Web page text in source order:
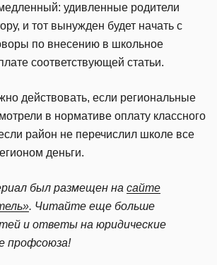
удивленные родители
и тот вынужден будет начать с
по внесению в школьное
соответствующей статьи.
действовать, если региональные
в нормативе оплату классного
район не перечислил школе все
деньги.
был размещен на сайте
. Читайте еще больше
и ответы на юридические
профсоюза!